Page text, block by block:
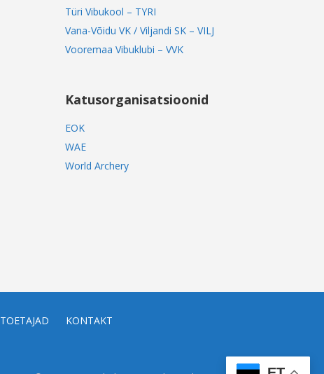
Türi Vibukool – TYRI
Vana-Võidu VK / Viljandi SK – VILJ
Vooremaa Vibuklubi – VVK
Katusorganisatsioonid
EOK
WAE
World Archery
TOETAJAD KONTAKT